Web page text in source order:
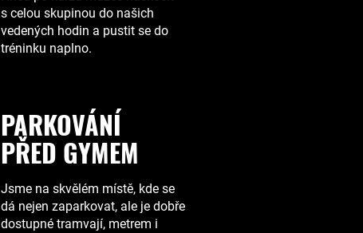
s celou skupinou do našich
vedených hodin a pustit se do
tréninku naplno.
PARKOVÁNÍ
PŘED GYMEM
Jsme na skvělém místě, kde se
dá nejen zaparkovat, ale je dobře
dostupné tramvají, metrem i